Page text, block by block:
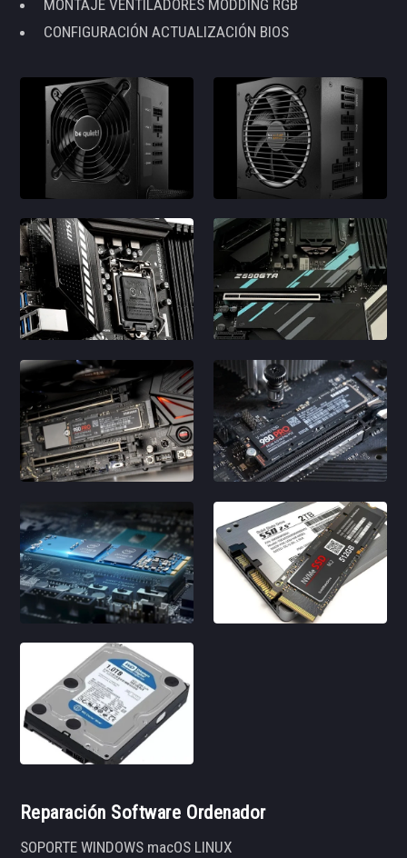
MONTAJE VENTILADORES MODDING RGB
CONFIGURACIÓN ACTUALIZACIÓN BIOS
Reparación Software Ordenador
SOPORTE WINDOWS macOS LINUX